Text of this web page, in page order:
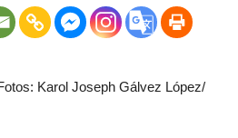
Karol Joseph Gálvez López/